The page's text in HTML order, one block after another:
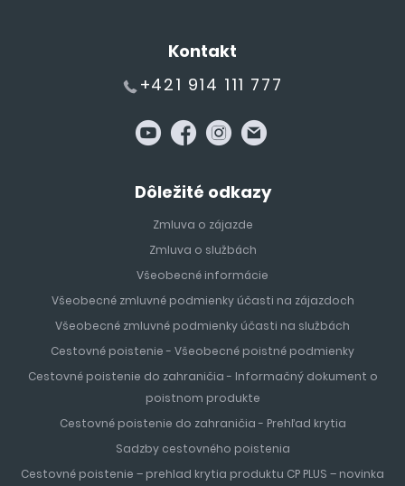
Kontakt
+421 914 111 777
Dôležité odkazy
Zmluva o zájazde
Zmluva o službách
Všeobecné informácie
Všeobecné zmluvné podmienky účasti na zájazdoch
Všeobecné zmluvné podmienky účasti na službách
Cestovné poistenie - Všeobecné poistné podmienky
Cestovné poistenie do zahraničia - Informačný dokument o
poistnom produkte
Cestovné poistenie do zahraničia - Prehľad krytia
Sadzby cestovného poistenia
Cestovné poistenie – prehlad krytia produktu CP PLUS – novinka